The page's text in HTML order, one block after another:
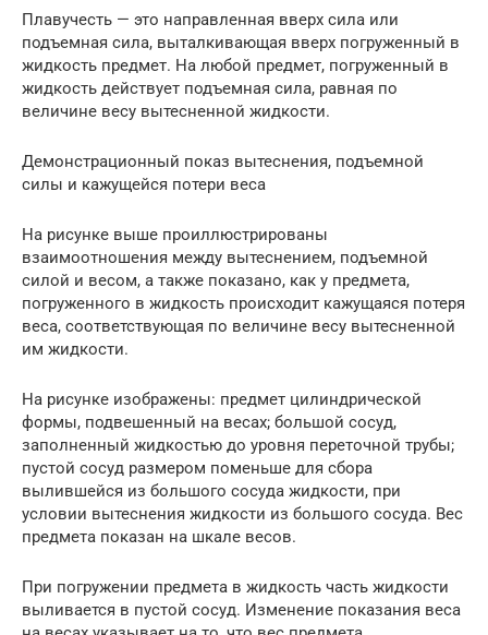
Плавучесть — это направленная вверх сила или
подъемная сила, выталкивающая вверх погруженный в
жидкость предмет. На любой предмет, погруженный в
жидкость действует подъемная сила, равная по
величине весу вытесненной жидкости.
Демонстрационный показ вытеснения, подъемной
силы и кажущейся потери веса
На рисунке выше проиллюстрированы
взаимоотношения между вытеснением, подъемной
силой и весом, а также показано, как у предмета,
погруженного в жидкость происходит кажущаяся потеря
веса, соответствующая по величине весу вытесненной
им жидкости.
На рисунке изображены: предмет цилиндрической
формы, подвешенный на весах; большой сосуд,
заполненный жидкостью до уровня переточной трубы;
пустой сосуд размером поменьше для сбора
вылившейся из большого сосуда жидкости, при
условии вытеснения жидкости из большого сосуда. Вес
предмета показан на шкале весов.
При погружении предмета в жидкость часть жидкости
выливается в пустой сосуд. Изменение показания веса